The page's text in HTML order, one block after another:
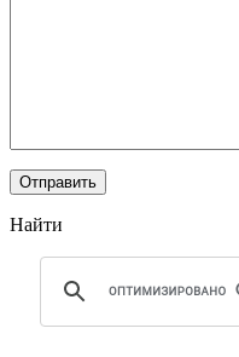
Найти